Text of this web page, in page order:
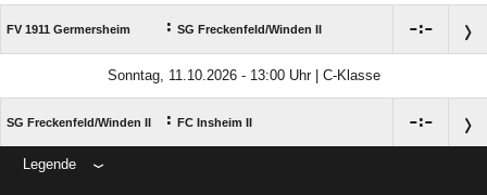
FV 1911 Germersheim : SG Freckenfeld/​Winden II :
Sonntag, 11.10.2026 - 13:00 Uhr | C-Klasse
SG Freckenfeld/​Winden II : FC Insheim II :
Legende